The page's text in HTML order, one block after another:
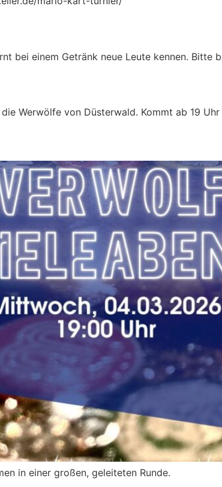
bei einem Getränk neue Leute kennen. Bitte
Werwölfe von Düsterwald. Kommt ab 19
in einer großen, geleiteten Runde.